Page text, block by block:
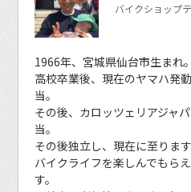
バイクショップ
1966年、宮城県仙台市生まれ。
高校卒業後、現在のヤマハ発
当。
その後、カロッツェリアジャ
当。
その後独立し、現在に至ります
バイクライフを楽しんでもら
す。